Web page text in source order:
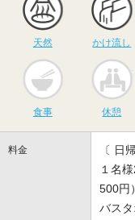
天然 かけ流し
食事 休憩
料金
〔 日
１名
500円）
バス